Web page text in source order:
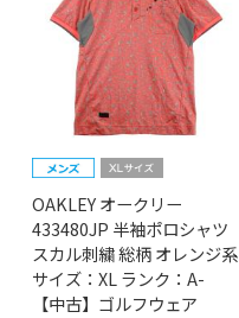
OAKLEY オークリー
433480JP 半袖ポロシャツ
スカル刺繍 総柄 オレンジ系
サイズ：XL ランク：A-
【中古】ゴルフウェア